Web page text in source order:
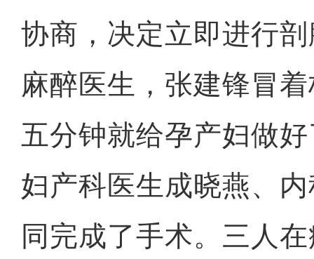
协商，决定立即进行
麻醉医生，张建锋冒
五分钟就给孕产妇做
妇产科医生成晓燕、
同完成了手术。三人